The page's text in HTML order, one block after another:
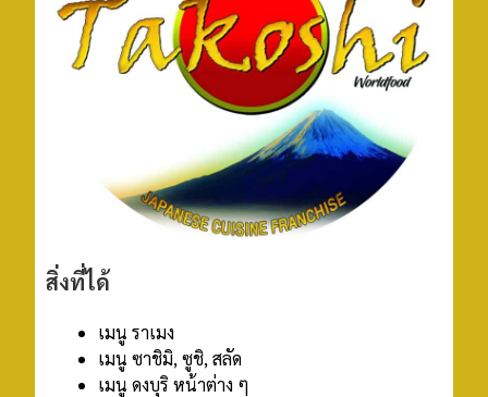
สิ่งที่ได้
เมนู ราเมง
เมนู ซาชิมิ, ซูชิ, สลัด
เมนู ดงบุริ หน้าต่าง ๆ